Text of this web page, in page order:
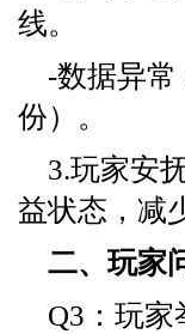
线。
-数据异
份）。
3.玩家安
益状态，减
二、玩家
Q3：玩